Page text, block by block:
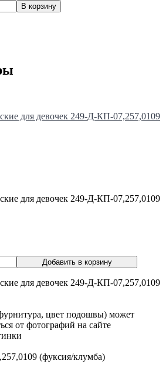
для девочек 249-Д-КП-07,257,0109
для девочек 249-Д-КП-07,257,0109
для девочек 249-Д-КП-07,257,0109
цвет подошвы) может
от фотографий на сайте
(фуксия/клумба)